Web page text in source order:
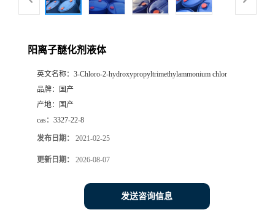
阳离子醚化剂液体
英文名称： 3-Chloro-2-hydroxypropyltrimethylammonium chlor
品牌：
国产
产地：
国产
cas： 3327-22-8
发布日期： 2021-02-25
更新日期： 2026-08-07
发送咨询信息